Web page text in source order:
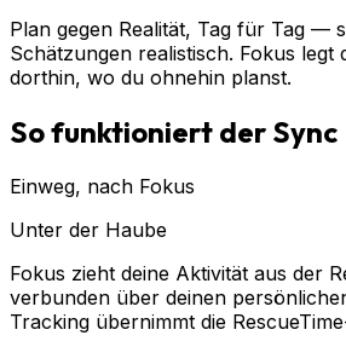
Plan gegen Realität, Tag für Tag —
Schätzungen realistisch. Fokus legt
dorthin, wo du ohnehin planst.
So funktioniert der Sync
Einweg, nach Fokus
Unter der Haube
Fokus zieht deine Aktivität aus der
verbunden über deinen
Tracking übernimmt die